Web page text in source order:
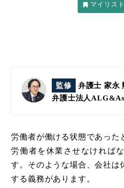
監修
弁護士 家永
弁護士法人
労働者が働ける状態であった
労働者を休業させなければ
す。そのような場合、会社は
する義務があります。